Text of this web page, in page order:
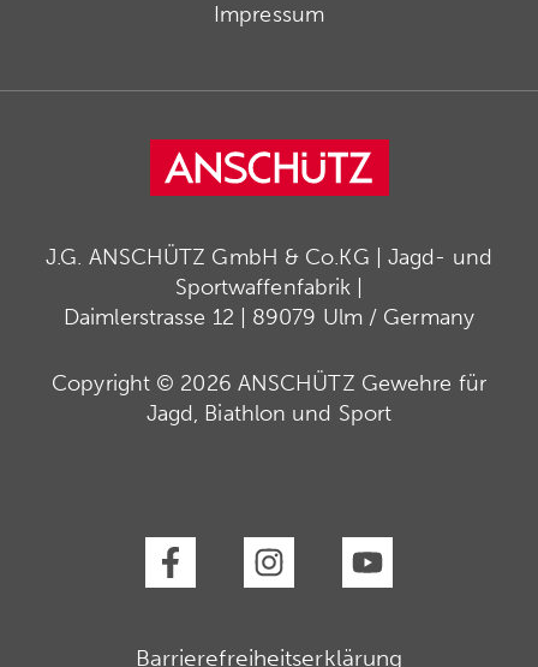
Impressum
J.G. ANSCHÜTZ GmbH & Co.KG | Jagd- und
Sportwaffenfabrik |
Daimlerstrasse 12 | 89079 Ulm / Germany
Copyright © 2026 ANSCHÜTZ Gewehre für
Jagd, Biathlon und Sport
Barrierefreiheitserklärung